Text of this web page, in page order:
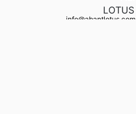
info@abantlotus.com